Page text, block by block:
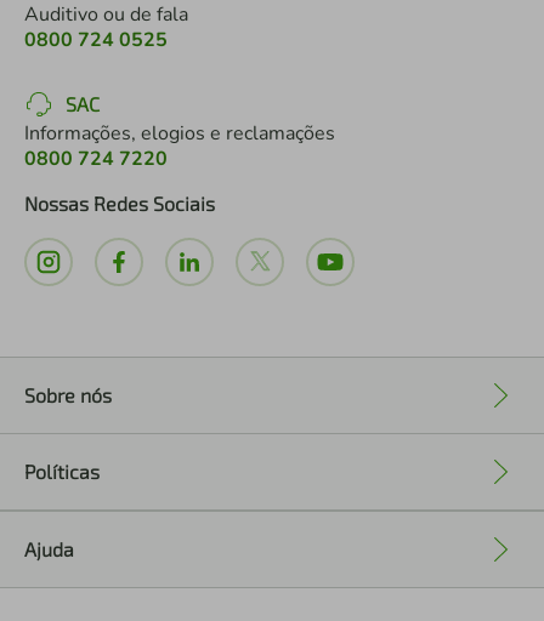
Auditivo ou de fala
0800 724 0525
SAC
Informações, elogios e reclamações
0800 724 7220
Nossas Redes Sociais
Sobre nós
Políticas
Ajuda